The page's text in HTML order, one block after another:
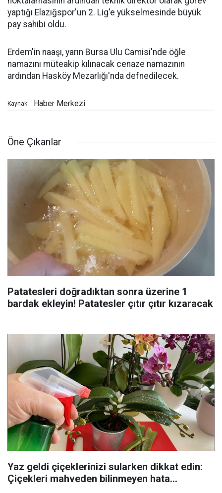
yaptığı Elazığspor'un 2. Lig'e yükselmesinde büyük
pay sahibi oldu.
Erdem'in naaşı, yarın Bursa Ulu Camisi'nde öğle
namazını müteakip kılınacak cenaze namazının
ardından Hasköy Mezarlığı'nda defnedilecek.
Kaynak: Haber Merkezi
Öne Çıkanlar
Patatesleri doğradıktan sonra üzerine 1
bardak ekleyin! Patatesler çıtır çıtır kızaracak
Yaz geldi çiçeklerinizi sularken dikkat edin:
Çiçekleri mahveden bilinmeyen hata...